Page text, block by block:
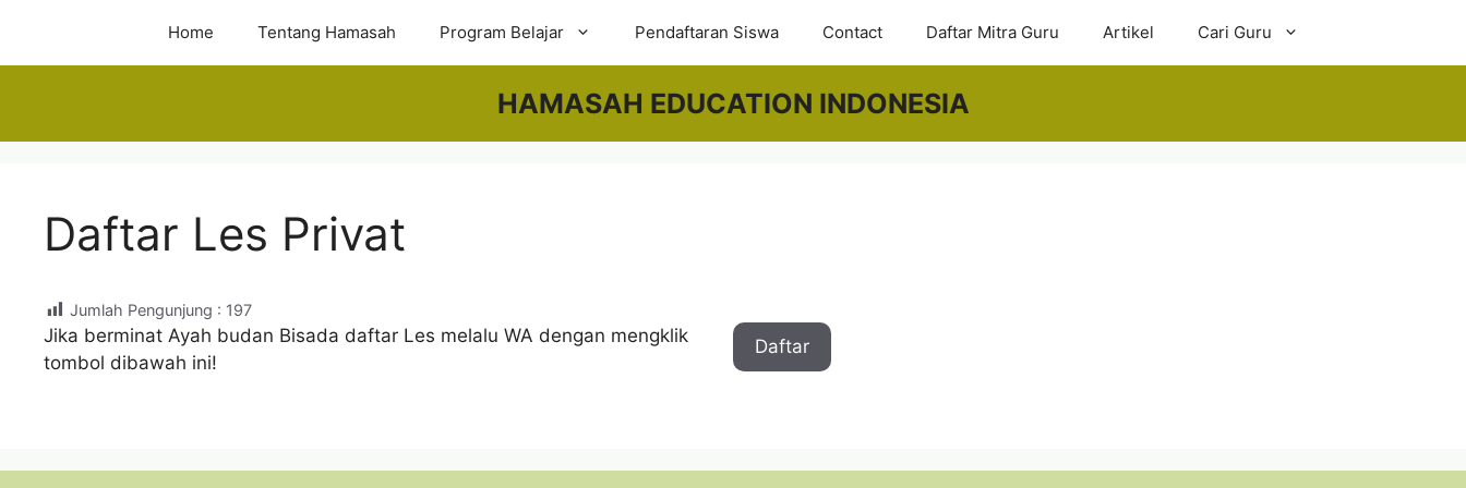
content
Home Tentang Hamasah Program Belajar Pendaftaran Siswa Contact Daftar Mitra Guru Artikel Cari Guru
HAMASAH EDUCATION INDONESIA
Daftar Les Privat
Jumlah Pengunjung : 197
Jika berminat Ayah budan Bisada daftar Les melalu WA dengan mengklik
tombol dibawah ini!
Daftar